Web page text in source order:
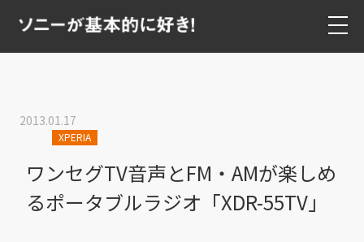
2013.01.17
XPERIA
ワンセグTV音声とFM・AMが楽しめ
るポータブルラジオ「XDR-55TV」